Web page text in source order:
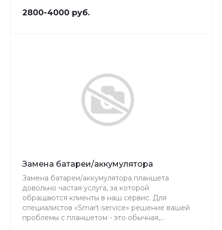
2800-4000 руб.
Замена батареи/аккумулятора
Замена батареи/аккумулятора планшета
довольно частая услуга, за которой
обращаются клиенты в наш сервис. Для
специалистов «Smart-service» решение вашей
проблемы с планшетом - это обычная,